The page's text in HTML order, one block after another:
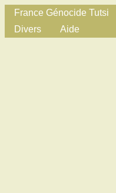
France Génocide Tutsi
Divers
Aide